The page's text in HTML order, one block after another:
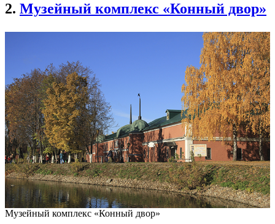
2. Музейный комплекс «Конный двор»
Музейный комплекс «Конный двор»